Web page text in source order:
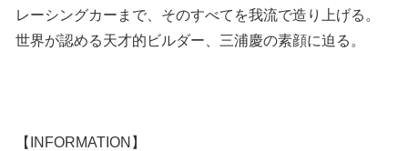
レーシングカーまで、そのすべてを我流で造り上げる。
世界が認める天才的ビルダー、三浦慶の素顔に迫る。
【INFORMATION】